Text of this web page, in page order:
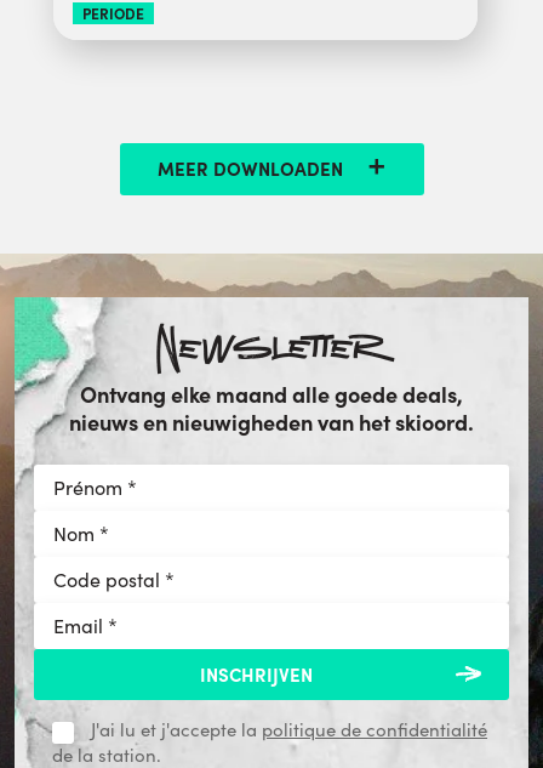
PERIODE
MEER DOWNLOADEN
Newsletter
Ontvang elke maand alle goede deals,
nieuws en nieuwigheden van het skioord.
J'ai lu et j'accepte la politique de confidentialité
de la station.